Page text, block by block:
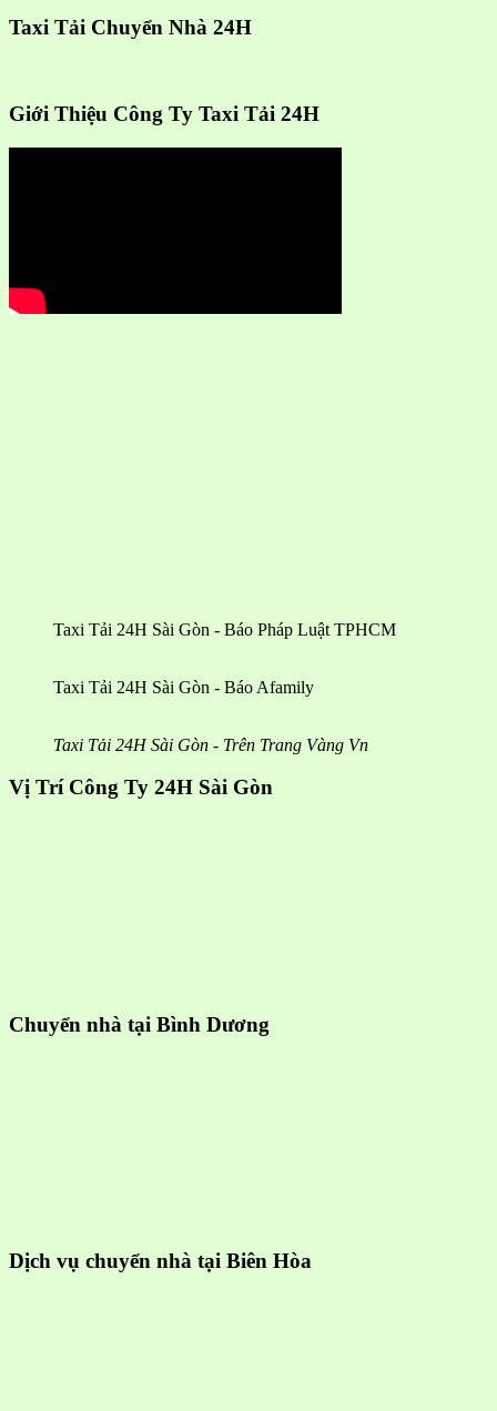
Taxi Tải Chuyển Nhà 24H
Giới Thiệu Công Ty Taxi Tải 24H
Taxi Tải 24H Sài Gòn - Báo Pháp Luật TPHCM
Taxi Tải 24H Sài Gòn - Báo Afamily
Taxi Tải 24H Sài Gòn - Trên Trang Vàng Vn
Vị Trí Công Ty 24H Sài Gòn
Chuyển nhà tại Bình Dương
Dịch vụ chuyển nhà tại Biên Hòa